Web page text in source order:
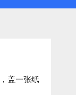
盖一张纸